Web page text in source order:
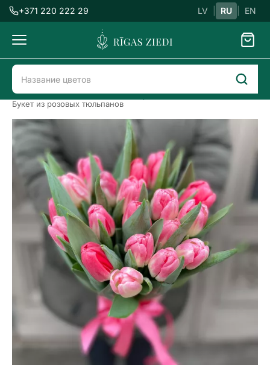
+371 220 222 29 LV RU EN
Доставка
цветов
Доставка цветов в Риге
8. Марта
Букет из розовых тюльпанов
Previous
Розовые
тюльпаны
Next